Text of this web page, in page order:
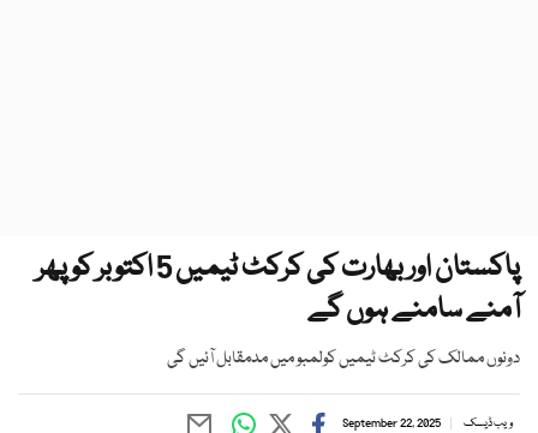
پاکستان اور بھارت کی کرکٹ ٹیمیں 5 اکتوبر کو پھر
آمنے سامنے ہوں گے
دونوں ممالک کی کرکٹ ٹیمیں کولمبو میں مدمقابل آئیں گی
ویب ڈیسک September 22, 2025